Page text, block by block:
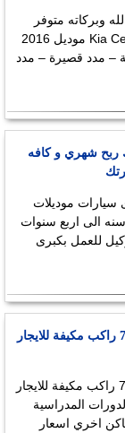
وبركاته متوفر
عربيه كيا سيراتو Kia Cerato موديل 2016
– مدد قصيرة – مدد
شهري و كافه
سيارات موديلات
من سنه الى اربع سنوات
للعمل بكبرى
سياراة شيفورليه فان 7 راكب مكيفة للايجار
سياراة سيفورليه فان 7 راكب مكيفة للايجار
المدراسية
اخري اسعار